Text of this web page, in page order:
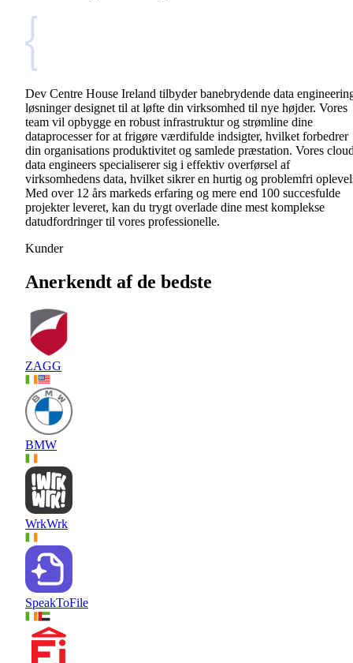
Dev Centre House Ireland tilbyder banebrydende data
løsninger designet til at løfte din virksomhed til nye højder. Vores
team vil opbygge en robust infrastruktur og strømline dine
dataprocesser for at frigøre værdifulde indsigter, hvilket forbedrer
din organisations produktivitet og samlede præstation. Vores
data engineers specialiserer sig i effektiv overførsel af
virksomhedens data, hvilket sikrer en hurtig og problemfri
Med over 12 års markeds erfaring og mere end 100 succesfulde
projekter leveret, kan du trygt overlade dine mest komplekse
datudfordringer til vores professionelle.
Kunder
Anerkendt af de bedste
ZAGG
BMW
WrkWrk
SpeakToFile